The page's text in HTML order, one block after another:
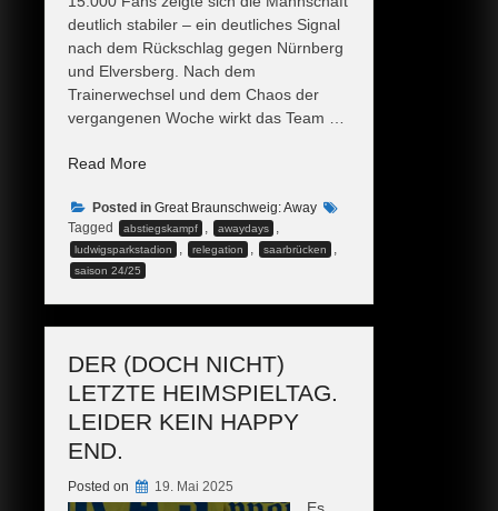
deutlich stabiler – ein deutliches Signal
nach dem Rückschlag gegen Nürnberg
und Elversberg. Nach dem
Trainerwechsel und dem Chaos der
vergangenen Woche wirkt das Team …
Read More„Relegation
ein
Schritt
Richtung
Posted in Great Braunschweig: Away
Tagged
abstiegskampf , awaydays ,
ludwigsparkstadion , relegation , saarbrücken ,
saison 24/25
DER (DOCH NICHT)
LETZTE HEIMSPIELTAG.
LEIDER KEIN HAPPY
END.
Posted on 19. Mai 2025